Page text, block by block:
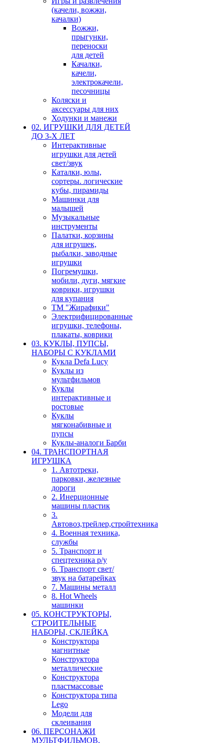
(качели, вожжи,
качалки)
Вожжи,
прыгунки,
переноски
для детей
Качалки,
качели,
электрокачели,
песочницы
Коляски и
аксессуары для них
Ходунки и манежи
02. ИГРУШКИ ДЛЯ ДЕТЕЙ
ДО 3-Х ЛЕТ
Интерактивные
игрушки для детей
свет/звук
Каталки, юлы,
сортеры. логические
кубы, пирамиды
Машинки для
малышей
Музыкальные
инструменты
Палатки, корзины
для игрушек,
рыбалки, заводные
игрушки
Погремушки,
мобили, дуги, мягкие
коврики, игрушки
для купания
ТМ "Жирафики"
Электрифицированные
игрушки, телефоны,
плакаты, коврики
03. КУКЛЫ, ПУПСЫ,
НАБОРЫ С КУКЛАМИ
Кукла Defa Lucy
Куклы из
мультфильмов
Куклы
интерактивные и
ростовые
Куклы
мягконабивные и
пупсы
Куклы-аналоги Барби
04. ТРАНСПОРТНАЯ
ИГРУШКА
1. Автотреки,
парковки, железные
дороги
2. Инерционные
машины пластик
3.
Автовоз,трейлер,стройтехника
4. Военная техника,
службы
5. Транспорт и
спецтехника р/у
6. Транспорт свет/
звук на батарейках
7. Машины металл
8. Hot Wheels
машинки
05. КОНСТРУКТОРЫ,
СТРОИТЕЛЬНЫЕ
НАБОРЫ, СКЛЕЙКА
Конструктора
магнитные
Конструктора
металлические
Конструктора
пластмассовые
Конструктора типа
Lego
Модели для
склеивания
06. ПЕРСОНАЖИ
МУЛЬТФИЛЬМОВ,